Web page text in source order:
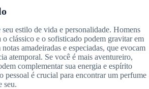
estilo de vida e personalidade. Homens
clássico e o sofisticado podem gravitar em
amadeiradas e especiadas, que evocam
atemporal. Se você é mais aventureiro,
complementar sua energia e espírito
pessoal é crucial para encontrar um perfume
seu.